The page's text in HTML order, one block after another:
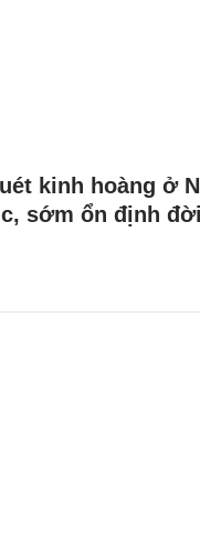
kinh hoàng ở
sớm ổn định